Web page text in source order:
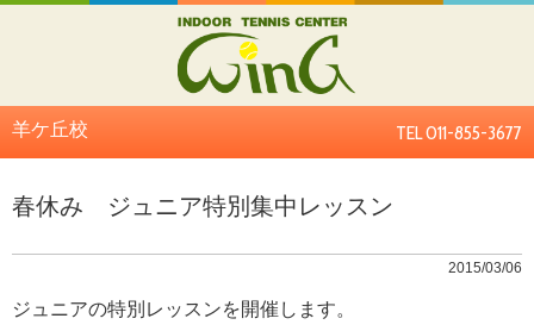
羊ケ丘校 TEL 011-855-3677
春休み ジュニア特別集中レッスン
2015/03/06
ジュニアの特別レッスンを開催します。